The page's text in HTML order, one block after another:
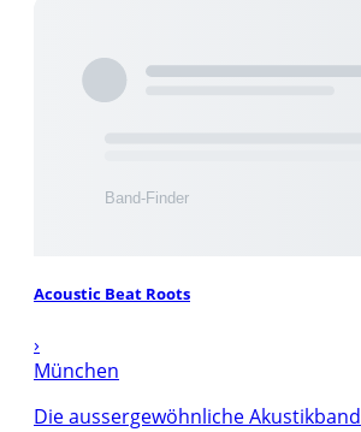
Acoustic Beat Roots
›
München
Die aussergewöhnliche Akustikband